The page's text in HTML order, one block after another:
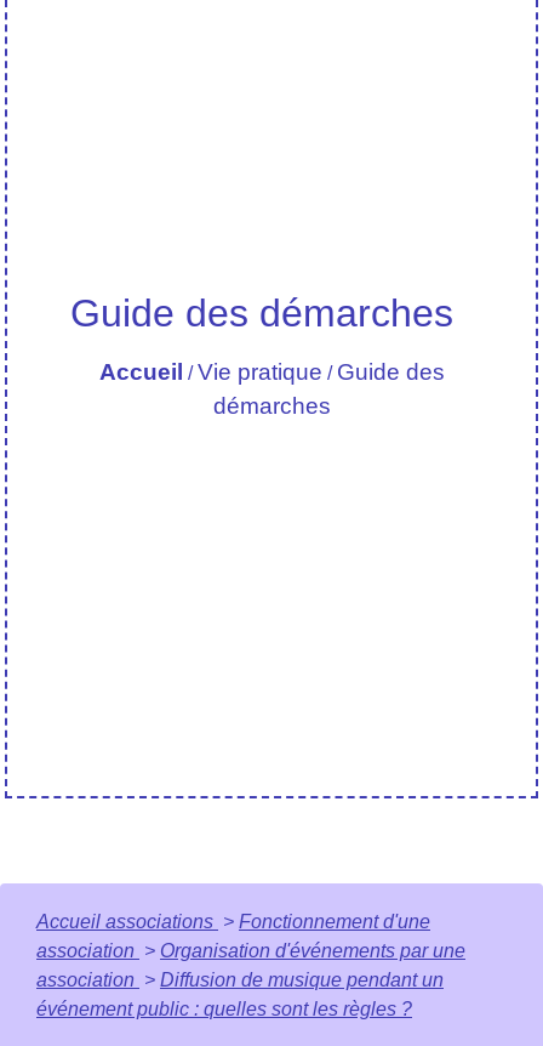
Guide des démarches
Accueil /Vie pratique / Guide des
démarches
Accueil associations > Fonctionnement d'une
association > Organisation d'événements par une
association > Diffusion de musique pendant un
événement public : quelles sont les règles ?